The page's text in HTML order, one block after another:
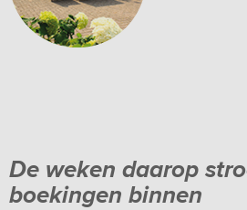
De weken daarop
boekingen binnen